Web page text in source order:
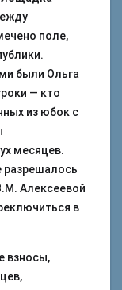
поле,
были Ольга
— кто
из юбок с
месяцев.
Алексеевой
в
взносы,